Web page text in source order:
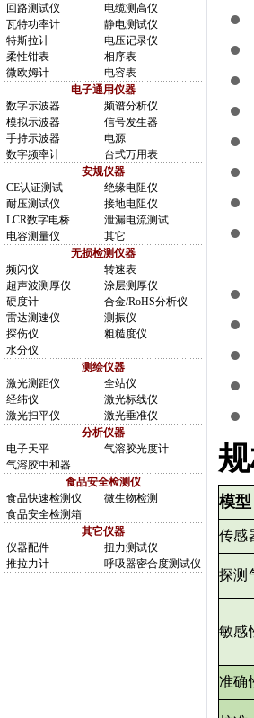
回路测试仪
电缆测高仪
瓦特功率计
静电测试仪
特斯拉计
电压记录仪
柔性钳表
相序表
微欧姆计
电容表
电子通用仪器
数字示波器
频谱分析仪
模拟示波器
信号发生器
手持示波器
电源
数字频率计
台式万用表
安规仪器
CE认证测试
绝缘电阻仪
耐压测试仪
接地电阻仪
LCR数字电桥
泄漏电流测试
电容测量仪
其它
无损检测仪器
频闪仪
转速表
超声波测厚仪
涂层测厚仪
硬度计
合金/RoHS分析仪
雷达测速仪
测振仪
探伤仪
粗糙度仪
水分仪
测绘仪器
激光测距仪
全站仪
经纬仪
激光标线仪
激光扫平仪
激光垂准仪
分析仪器
电子天平
气溶胶光度计
气溶胶中和器
食品安全检测仪
食品快速检测仪
微生物检测
食品安全检测箱
其它仪器
仪器配件
扭力测试仪
推拉力计
呼吸器密合度测试仪
模型
传感
探测
敏感
准确